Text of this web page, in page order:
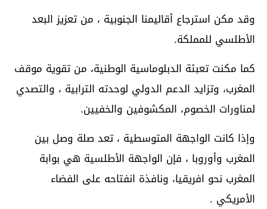
وقد مكن استرجاع أقاليمنا الجنوبية ، من تعزيز البعد
الأطلسي للمملكة.
كما مكنت تعبئة الدبلوماسية الوطنية، من تقوية موقف
المغرب، وتزايد الدعم الدولي لوحدته الترابية ، والتصدي
لمناورات الخصوم، المكشوفين والخفيين.
وإذا كانت الواجهة المتوسطية ، تعد صلة وصل بين
المغرب وأوروبا ، فإن الواجهة الأطلسية هي بوابة
المغرب نحو افريقيا، ونافذة انفتاحه على الفضاء
الأمريكي .